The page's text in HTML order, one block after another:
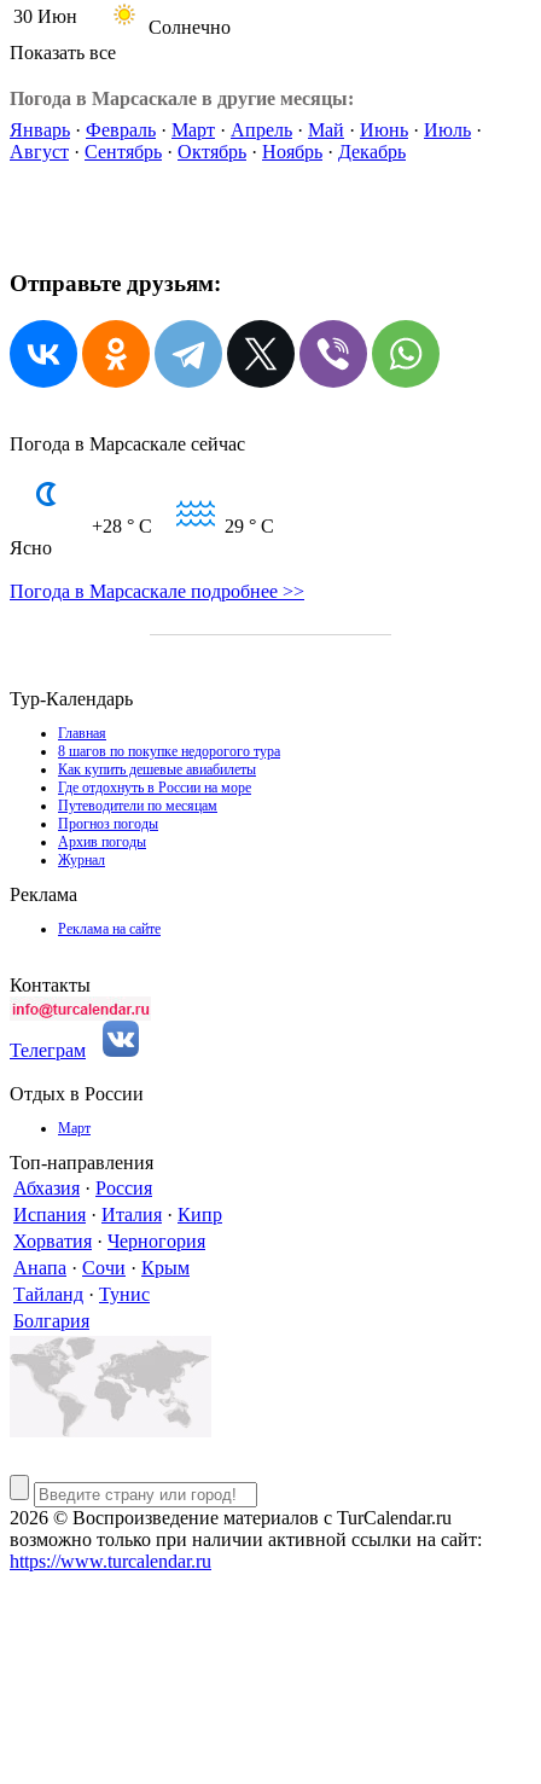
30 Июн
Солнечно
Показать все
Погода в Марсаскале в другие месяцы:
Январь · Февраль · Март · Апрель · Май · Июнь · Июль ·
Август · Сентябрь · Октябрь · Ноябрь · Декабрь
Отправьте друзьям:
Погода в Марсаскале сейчас
+28 ° C 29 ° C
Ясно
Погода в Марсаскале подробнее >>
Тур-Календарь
Главная
8 шагов по покупке недорогого тура
Как купить дешевые авиабилеты
Где отдохнуть в России на море
Путеводители по месяцам
Прогноз погоды
Архив погоды
Журнал
Реклама
Реклама на сайте
Контакты
Телеграм
Отдых в России
Март
Топ-направления
Абхазия · Россия
Испания · Италия · Кипр
Хорватия · Черногория
Анапа · Сочи · Крым
Тайланд · Тунис
Болгария
2026 © Воспроизведение материалов c TurCalendar.ru
возможно только при наличии активной ссылки на сайт:
https://www.turcalendar.ru